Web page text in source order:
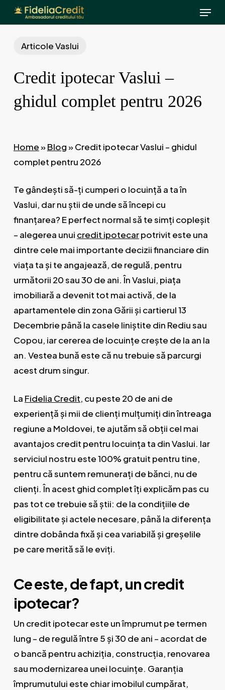
Skip
to
content
Menu
Articole Vaslui
Credit ipotecar Vaslui –
ghidul complet pentru 2026
Home» Blog» Credit ipotecar Vaslui – ghidul
complet pentru 2026
Te gândești să-ți cumperi o locuință a ta în
Vaslui, dar nu știi de unde să începi cu
finanțarea? E perfect normal să te simți copleșit
– alegerea unui credit ipotecarpotrivit este una
dintre cele mai importante decizii financiare din
viața ta și te angajează, de regulă, pentru
următorii 20 sau 30 de ani. În Vaslui, piața
imobiliară a devenit tot mai activă, de la
apartamentele din zona Gării și cartierul 13
Decembrie până la casele liniștite din Rediu sau
Copou, iar cererea de locuințe crește de la an la
an. Vestea bună este că nu trebuie să parcurgi
acest drum singur.
La Fidelia Credit, cu peste 20 de ani de
experiență și mii de clienți mulțumiți din întreaga
regiune a Moldovei, te ajutăm să obții cel mai
avantajos credit pentru locuința ta din Vaslui. Iar
serviciul nostru este 100% gratuit pentru tine,
pentru că suntem remunerați de bănci, nu de
clienți. În acest ghid complet îți explicăm pas cu
pas tot ce trebuie să știi: de la condițiile de
eligibilitate și actele necesare, până la diferența
dintre dobânda fixă și cea variabilă și greșelile
pe care merită să le eviți.
Ce este, de fapt, un credit
ipotecar?
Un credit ipotecar este un împrumut pe termen
lung – de regulă între 5 și 30 de ani – acordat de
o bancă pentru achiziția, construcția, renovarea
sau modernizarea unei locuințe. Garanția
împrumutului este chiar imobilul cumpărat,